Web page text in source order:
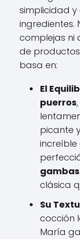
simplicidad y
ingredientes.
complejas ni
de
basa en:
El
puerros
picante
gambas
clásica
Su
cocción
María